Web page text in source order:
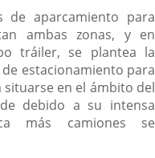
de aparcamiento para
ambas zonas, y en
tráiler, se plantea la
estacionamiento para
en el ámbito del
debido a su intensa
más camiones se